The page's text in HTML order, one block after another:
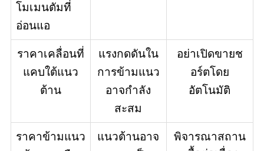
โมเมนตัมที่
อ่อนแอ
ราคาเคลื่อนที่
แคบใต้แนว
ต้าน
แรงกดดันใน
การข้ามแนว
อาจกำลัง
สะสม
อย่าเปิดขายช
อร์ตโดย
อัตโนมัติ
ราคาข้ามแนว
แนวต้านอาจ
พิจารณาสถาน